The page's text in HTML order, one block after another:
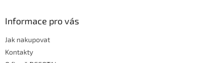
Informace pro vás
Jak nakupovat
Kontakty